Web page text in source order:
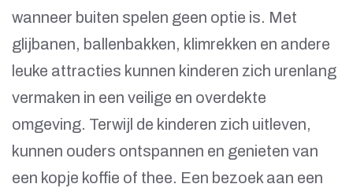
wanneer buiten spelen geen optie is. Met
glijbanen, ballenbakken, klimrekken en andere
leuke attracties kunnen kinderen zich urenlang
vermaken in een veilige en overdekte
omgeving. Terwijl de kinderen zich uitleven,
kunnen ouders ontspannen en genieten van
een kopje koffie of thee. Een bezoek aan een